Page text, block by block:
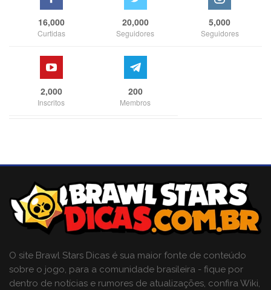
16,000
Curtidas
20,000
Seguidores
5,000
Seguidores
2,000
Inscritos
200
Membros
O site Brawl Stars Dicas é sua maior fonte de conteúdo
sobre o jogo, para a comunidade brasileira - fique por
dentro de notícias e rumores de atualizações, confira Wiki,